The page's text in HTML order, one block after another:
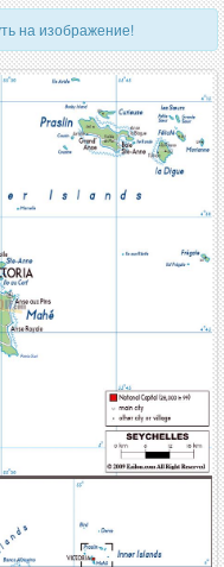
на изображение!